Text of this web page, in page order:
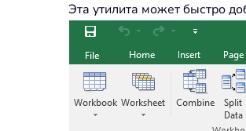
Эта утилита может быстро